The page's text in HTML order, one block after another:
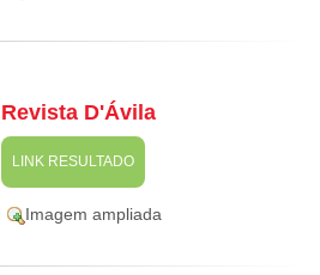
Revista D'Ávila
LINK RESULTADO
Imagem ampliada